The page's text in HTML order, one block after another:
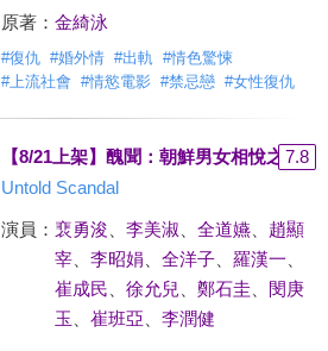
原著： 金綺泳
#復仇 #婚外情 #出軌 #情色驚悚
#上流社會 #情慾電影 #禁忌戀 #女性復仇
【8/21上架】醜聞：朝鮮男女相悅之事 預
7.8
Untold Scandal
演員： 裵勇浚 李美淑 全道嬿、 趙顯
宰、 李昭娟 全洋子、 羅漢一
崔成民
徐允兒 鄭石圭
閔庚
玉
崔班亞 李潤健